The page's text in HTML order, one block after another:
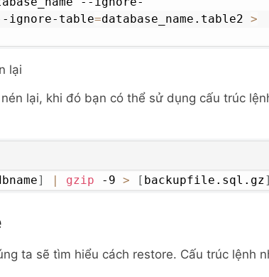
ignore-table=database_name.table2 >
lại
lại, khi đó bạn có thể sử dụng cấu trúc
] | gzip -9 > [ backupfile.sql.gz]
ta sẽ tìm hiểu cách restore. Cấu trúc lệnh